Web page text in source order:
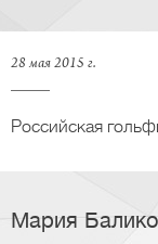
28 мая 2015 г.
Российская
Мария